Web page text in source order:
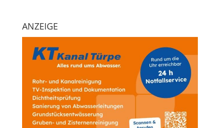
ANZEIGE